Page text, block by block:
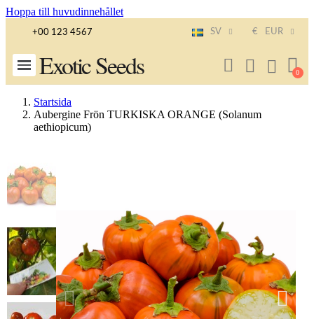
Hoppa till huvudinnehållet
+00 123 4567 SV € EUR
Exotic Seeds
Startsida
Aubergine Frön TURKISKA ORANGE (Solanum
aethiopicum)